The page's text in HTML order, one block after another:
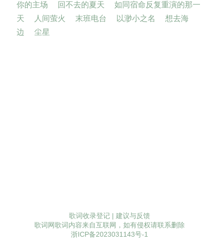
你的主场 回不去的夏天
如同宿命反复重演的那一
天
人间萤火 末班电台 以渺小之名
想去海
边
尘星
歌词收录登记 | 建议与反馈
歌词网歌词内容来自互联网，如有侵权请联系删除
浙ICP备2023031143号-1